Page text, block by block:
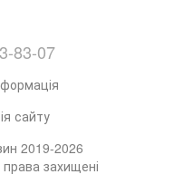
83-07
сайту
2019-2026
захищені